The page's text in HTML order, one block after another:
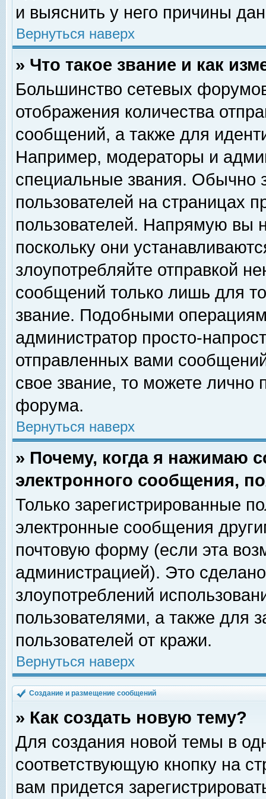
и выяснить у него причины
Вернуться наверх
» Что такое звание и как
Большинство сетевых
отображения количества
сообщений, а также для
Например, модераторы и
специальные звания. Обычно
пользователей на страницах
пользователей. Напрямую вы
поскольку они
злоупотребляйте отправкой
сообщений только лишь для
звание. Подобными
администратор просто-
отправленных вами
свое звание, то можете лично
форума.
Вернуться наверх
» Почему, когда я нажимаю
электронного сообщения,
Только зарегистрированные
электронные сообщения
почтовую форму (если эта
администрацией). Это
злоупотреблений
пользователями, а также для
пользователей от кражи.
Вернуться наверх
Создание и размещение сообщений
» Как создать новую тему?
Для создания новой темы в
соответствующую кнопку на
вам придется